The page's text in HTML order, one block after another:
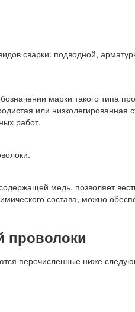
сварки: подводной,
марки такого типа
или низколегированная
работ.
медь, позволяет
состава, можно
проволоки
перечисленные ниже